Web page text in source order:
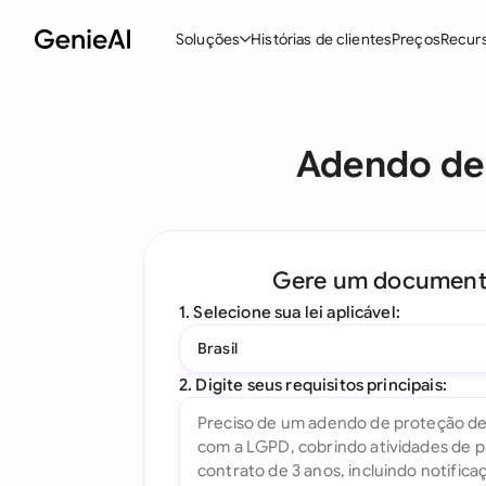
Soluções
Criar Contratos
Pergunte ao seu Documento
Todos os recursos
Histórias de clientesPreços
Adendo
Gere um
1. Selecione sua lei aplicável:
Brasil
2. Digite seus requisitos principais: